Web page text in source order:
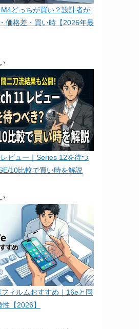
どっちが買い？設計者が
価格差・買い時【2026年最
ビュー｜Series 12を待つ
10比較で買い時を解説
ィルムおすすめ｜16eと同
【2026】